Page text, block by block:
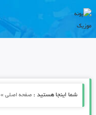
شما اینجا هستید : صفحه اصلی»